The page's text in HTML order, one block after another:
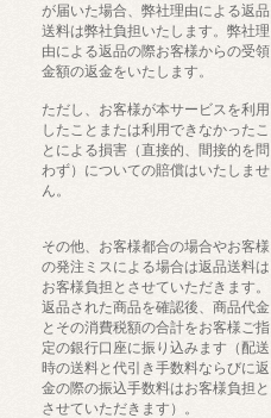
が届いた場合、弊社理由による返品
送料は弊社負担いたします。弊社理
由による返品の際お客様からの受領
金額の返金をいたします。
ただし、お客様が本サービスを利用
したことまたは利用できなかったこ
とによる損害（直接的、間接的を問
わず）についての賠償はいたしませ
ん。
その他、お客様都合の場合やお客様
の発注ミスによる場合は返品送料は
お客様負担とさせていただきます。
返品された商品を確認後、商品代金
とその消費税額の合計をお客様ご指
定の銀行口座に振り込みます（配送
時の送料と代引き手数料ならびに返
金の際の振込手数料はお客様負担と
させていただきます）。